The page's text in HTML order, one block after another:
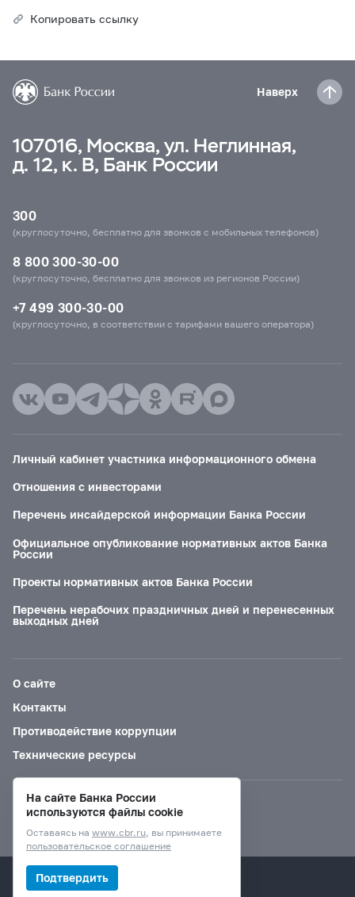
Копировать ссылку
Наверх
107016, Москва, ул. Неглинная,
д. 12, к. В, Банк России
300
(круглосуточно, бесплатно для звонков с мобильных телефонов)
8 800 300-30-00
(круглосуточно, бесплатно для звонков из регионов России)
+7 499 300-30-00
(круглосуточно, в соответствии с тарифами вашего оператора)
Личный кабинет участника информационного обмена
Отношения с инвесторами
Перечень инсайдерской информации Банка России
Официальное опубликование нормативных актов Банка
России
Проекты нормативных актов Банка России
Перечень нерабочих праздничных дней и перенесенных
выходных дней
О сайте
Контакты
Противодействие коррупции
Технические ресурсы
Версия для слабовидящих
© Банк России, 2000–2026.
На сайте Банка России
используются файлы cookie
Оставаясь на www.cbr.ru, вы принимаете
пользовательское соглашение
Подтвердить